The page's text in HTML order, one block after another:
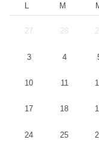
L M
27 28
3 4
10 11
17 18
24 25